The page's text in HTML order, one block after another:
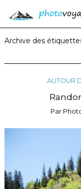
Archive des
AUTOUR
Par